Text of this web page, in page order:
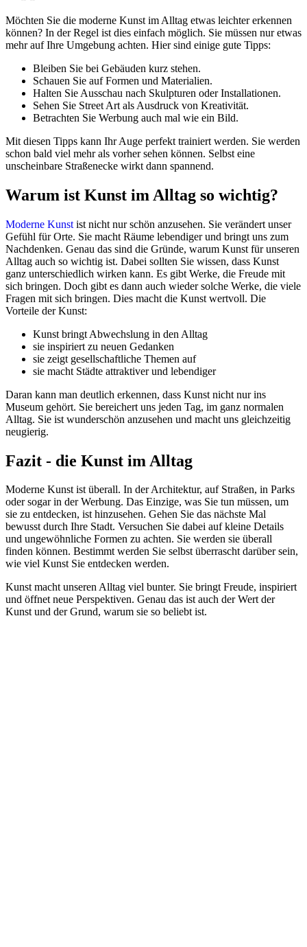
Möchten Sie die moderne Kunst im Alltag etwas leichter erkennen
können? In der Regel ist dies einfach möglich. Sie müssen nur etwas
mehr auf Ihre Umgebung achten. Hier sind einige gute Tipps:
Bleiben Sie bei Gebäuden kurz stehen.
Schauen Sie auf Formen und Materialien.
Halten Sie Ausschau nach Skulpturen oder Installationen.
Sehen Sie Street Art als Ausdruck von Kreativität.
Betrachten Sie Werbung auch mal wie ein Bild.
Mit diesen Tipps kann Ihr Auge perfekt trainiert werden. Sie werden
schon bald viel mehr als vorher sehen können. Selbst eine
unscheinbare Straßenecke wirkt dann spannend.
Warum ist Kunst im Alltag so wichtig?
Moderne Kunst ist nicht nur schön anzusehen. Sie verändert unser
Gefühl für Orte. Sie macht Räume lebendiger und bringt uns zum
Nachdenken. Genau das sind die Gründe, warum Kunst für unseren
Alltag auch so wichtig ist. Dabei sollten Sie wissen, dass Kunst
ganz unterschiedlich wirken kann. Es gibt Werke, die Freude mit
sich bringen. Doch gibt es dann auch wieder solche Werke, die viele
Fragen mit sich bringen. Dies macht die Kunst wertvoll. Die
Vorteile der Kunst:
Kunst bringt Abwechslung in den Alltag
sie inspiriert zu neuen Gedanken
sie zeigt gesellschaftliche Themen auf
sie macht Städte attraktiver und lebendiger
Daran kann man deutlich erkennen, dass Kunst nicht nur ins
Museum gehört. Sie bereichert uns jeden Tag, im ganz normalen
Alltag. Sie ist wunderschön anzusehen und macht uns gleichzeitig
neugierig.
Fazit - die Kunst im Alltag
Moderne Kunst ist überall. In der Architektur, auf Straßen, in Parks
oder sogar in der Werbung. Das Einzige, was Sie tun müssen, um
sie zu entdecken, ist hinzusehen. Gehen Sie das nächste Mal
bewusst durch Ihre Stadt. Versuchen Sie dabei auf kleine Details
und ungewöhnliche Formen zu achten. Sie werden sie überall
finden können. Bestimmt werden Sie selbst überrascht darüber sein,
wie viel Kunst Sie entdecken werden.
Kunst macht unseren Alltag viel bunter. Sie bringt Freude, inspiriert
und öffnet neue Perspektiven. Genau das ist auch der Wert der
Kunst und der Grund, warum sie so beliebt ist.